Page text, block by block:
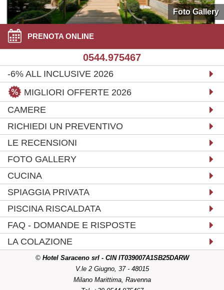
Foto Gallery
PRENOTA ONLINE
0544.975467
-6% ALL INCLUSIVE 2026
MIGLIORI OFFERTE 2026
CAMERE
RICHIEDI UN PREVENTIVO
LE RECENSIONI
FOTO GALLERY
CUCINA
SPIAGGIA PRIVATA
PISCINA RISCALDATA
FAQ - DOMANDE E RISPOSTE
LA COLAZIONE
©Hotel Saraceno srl - CIN IT039007A1SB25DARW
V.le 2 Giugno, 37 - 48015
Milano Marittima, Ravenna